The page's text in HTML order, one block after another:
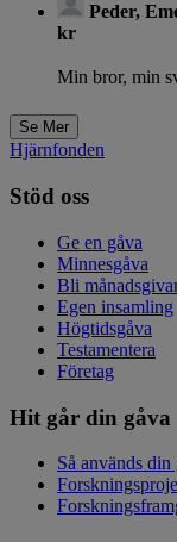
Peder,
kr
Min bror, min
Hjärnfonden
Stöd oss
Ge en gåva
Minnesgåva
Bli
Egen insamling
Högtidsgåva
Testamentera
Företag
Hit går din gåva
Så används din